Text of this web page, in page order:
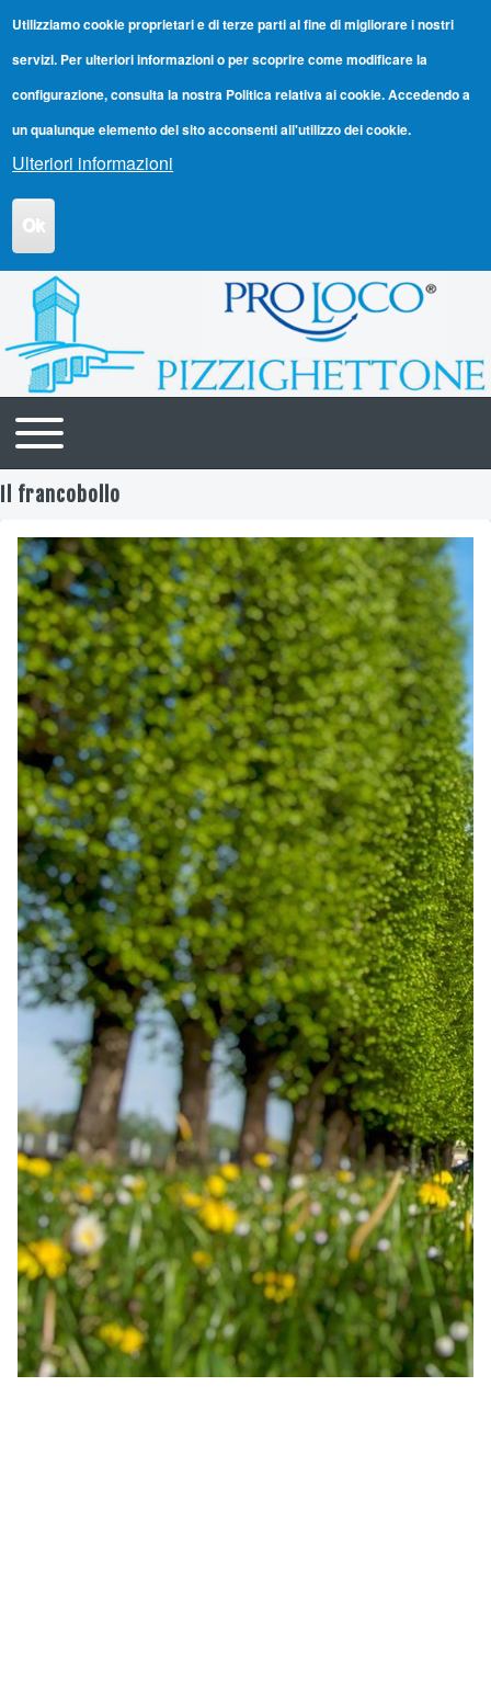
Utilizziamo cookie proprietari e di terze parti al fine di migliorare i nostri
servizi. Per ulteriori informazioni o per scoprire come modificare la
configurazione, consulta la nostra Politica relativa ai cookie. Accedendo a
un qualunque elemento del sito acconsenti all'utilizzo dei cookie.
Ulteriori informazioni
Ok
Navigazione principale
Toggle main menu
Il francobollo